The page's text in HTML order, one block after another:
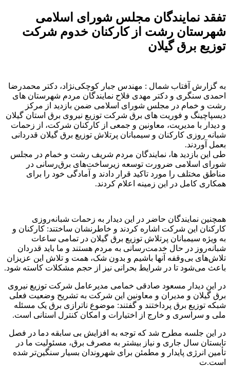
تفقد نمایندگان مجلس شورای اسلامی
شهرستان رشت از كاركنان خدوم شركت
توزیع برق گیلان
به گزارش آفتاب شمال : مهندس جبار کوچکی‌نژاد، دکتر محمدرضا
احمدی سنگری و دکتر مهدی فلاح نمایندگان مردم شهرستان های
رشت و خمام در مجلس شورای اسلامی ضمن بازدید از مرکز
دیسپاچینگ و فوریت های برق شرکت توزیع نیروی برق استان گیلان
و دیدار با مدیریت، معاونین و جمعی از کارکنان شرکت، از زحمات
شبانه روزی کارکنان و سیمبانان پرتلاش توزیع برق گیلان قدردانی
بعمل آوردند.
طی این بازدید ها، نمایندگان مردم شریف رشت و خمام در مجلس
شورای اسلامی ضرورت توسعه زیرساخت‌های برق‌رسانی در
مناطق مختلف را مورد تاکید قرار دادند و آمادگی خود را برای
همکاری کامل در این زمینه اعلام کردند.
همچنین نمایندگان حاضر در این دیدار به زحمات شبانه‌روزی
کارکنان این شرکت اشاره کردند و خاطرنشان ساختند: کارکنان و
به ویژه سیمبانان پرتلاش توزیع برق گیلان در تمامی ساعات
شبانه‌روز در حال خدمت‌رسانی به مردم هستند و ما باید قدردان
تلاش‌های بی‌وقفه آنها باشیم و بدون شک، همت و تلاش این عزیزان
باعث می‌شود تا در شرایط بحرانی نیز از حجم مشکلات کاسته شود.
در این دیدار مسعود صادقی خمامی مدیرعامل شرکت توزیع نیروی
برق گیلان و مدیران و معاونین این شرکت به تشریح وضعیت فعلی
شبکه توزیع برق پرداختند و گفتند: موضوع ناترازی برق یک مسئله
ملی و سراسری و خارج از اختیارات و امکان کنترل استانی است.
در این جلسه مطرح شد که توجه به افزایش بی سابقه دما در فصل
تابستان سال جاری و نیاز بیشتر به مصرف برق، مسئولیت ما در
تأمین انرژی پایدار و مطمئن برای شهروندان بسیار سنگین‌تر شده
است.ت